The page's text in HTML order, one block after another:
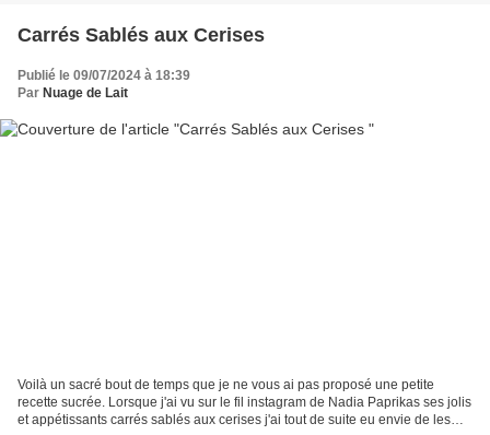
Carrés Sablés aux Cerises
Publié le 09/07/2024 à 18:39
Par Nuage de Lait
Voilà un sacré bout de temps que je ne vous ai pas proposé une petite
recette sucrée. Lorsque j'ai vu sur le fil instagram de Nadia Paprikas ses jolis
et appétissants carrés sablés aux cerises j'ai tout de suite eu envie de les